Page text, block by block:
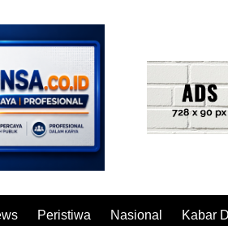
Peristiwa Nasional Kabar